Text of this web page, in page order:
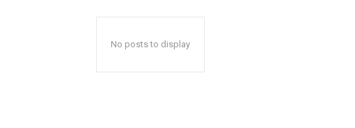
No posts to display